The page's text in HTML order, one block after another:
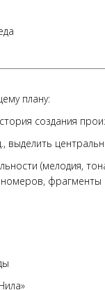
плану:
создания
выделить
(мелодия,
фрагменты